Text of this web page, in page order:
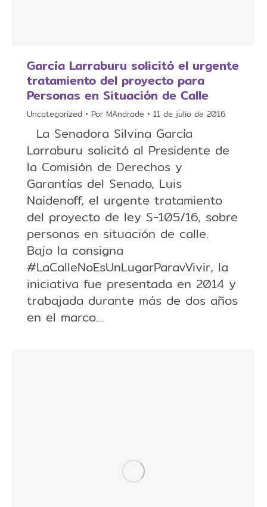
García Larraburu solicitó el urgente
tratamiento del proyecto para
Personas en Situación de Calle
Uncategorized Por MAndrade 11 de julio de 2016
La Senadora Silvina García
Larraburu solicitó al Presidente de
la Comisión de Derechos y
Garantías del Senado, Luis
Naidenoff, el urgente tratamiento
del proyecto de ley S-105/16, sobre
personas en situación de calle.
Bajo la consigna
#LaCalleNoEsUnLugarParavVivir, la
iniciativa fue presentada en 2014 y
trabajada durante más de dos años
en el marco…